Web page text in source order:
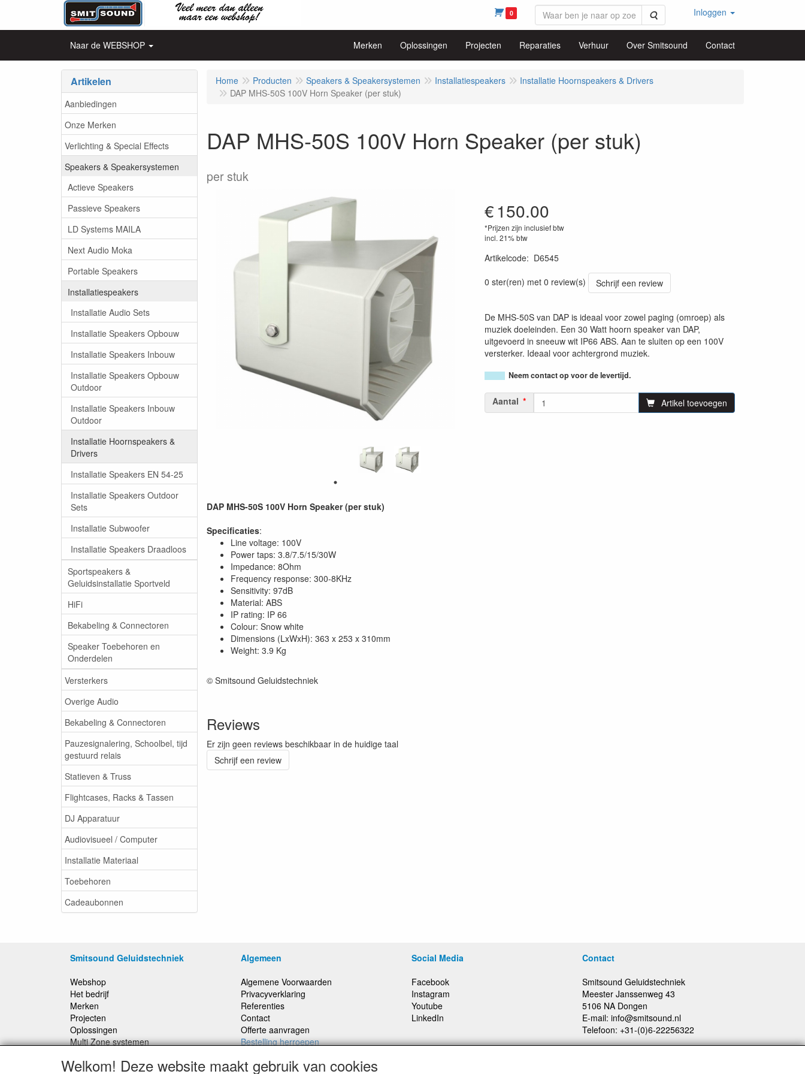
0 Zoeken Inloggen
Naar de WEBSHOP Merken Oplossingen Projecten Reparaties Verhuur Over Smitsound Contact
Artikelen
Aanbiedingen
Onze Merken
Verlichting & Special Effects
Speakers & Speakersystemen
Actieve Speakers
Passieve Speakers
LD Systems MAILA
Next Audio Moka
Portable Speakers
Installatiespeakers
Installatie Audio Sets
Installatie Speakers Opbouw
Installatie Speakers Inbouw
Installatie Speakers Opbouw
Outdoor
Installatie Speakers Inbouw
Outdoor
Installatie Hoornspeakers &
Drivers
Installatie Speakers EN 54-25
Installatie Speakers Outdoor
Sets
Installatie Subwoofer
Installatie Speakers Draadloos
Sportspeakers &
Geluidsinstallatie Sportveld
HiFi
Bekabeling & Connectoren
Speaker Toebehoren en
Onderdelen
Versterkers
Overige Audio
Bekabeling & Connectoren
Pauzesignalering, Schoolbel, tijd
gestuurd relais
Statieven & Truss
Flightcases, Racks & Tassen
DJ Apparatuur
Audiovisueel / Computer
Installatie Materiaal
Toebehoren
Cadeaubonnen
Home Producten Speakers & Speakersystemen Installatiespeakers
Installatie Hoornspeakers & Drivers
DAP MHS-50S 100V Horn Speaker (per stuk)
DAP MHS-50S 100V Horn Speaker (per stuk)
per stuk
€150.00
*Prijzen zijn inclusief btw
incl. 21% btw
Artikelcode: D6545
0 ster(ren) met 0 review(s)
Schrijf een review
De MHS-50S van DAP is ideaal voor zowel paging (omroep) als
muziek doeleinden. Een 30 Watt hoorn speaker van DAP,
uitgevoerd in sneeuw wit IP66 ABS. Aan te sluiten op een 100V
versterker. Ideaal voor achtergrond muziek.
Neem contact op voor de levertijd.
Aantal Artikel toevoegen
DAP MHS-50S 100V Horn Speaker (per stuk)
Specificaties:
Line voltage: 100V
Power taps: 3.8/7.5/15/30W
Impedance: 8Ohm
Frequency response: 300-8KHz
Sensitivity: 97dB
Material: ABS
IP rating: IP 66
Colour: Snow white
Dimensions (LxWxH): 363 x 253 x 310mm
Weight: 3.9 Kg
© Smitsound Geluidstechniek
Reviews
Er zijn geen reviews beschikbaar in de huidige taal
Schrijf een review
Smitsound Geluidstechniek
Webshop
Het bedrijf
Merken
Projecten
Oplossingen
Multi Zone systemen
Onderhoud en Reparaties
Algemeen
Algemene Voorwaarden
Privacyverklaring
Referenties
Contact
Offerte aanvragen
Bestelling herroepen
Social Media
Facebook
Instagram
Youtube
LinkedIn
Contact
Smitsound Geluidstechniek
Meester Janssenweg 43
5106 NA Dongen
E-mail: info@smitsound.nl
Telefoon: +31-(0)6-22256322
Welkom! Deze website maakt gebruik van cookies